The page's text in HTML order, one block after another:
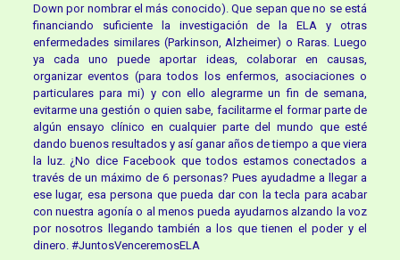
Down por nombrar el más conocido). Que sepan que no se está
financiando suficiente la investigación de la ELA y otras
enfermedades similares (Parkinson, Alzheimer) o Raras. Luego
ya cada uno puede aportar ideas, colaborar en causas,
organizar eventos (para todos los enfermos, asociaciones o
particulares para mi) y con ello alegrarme un fin de semana,
evitarme una gestión o quien sabe, facilitarme el formar parte de
algún ensayo clínico en cualquier parte del mundo que esté
dando buenos resultados y así ganar años de tiempo a que viera
la luz. ¿No dice Facebook que todos estamos conectados a
través de un máximo de 6 personas? Pues ayudadme a llegar a
ese lugar, esa persona que pueda dar con la tecla para acabar
con nuestra agonía o al menos pueda ayudarnos alzando la voz
por nosotros llegando también a los que tienen el poder y el
dinero. #JuntosVenceremosELA